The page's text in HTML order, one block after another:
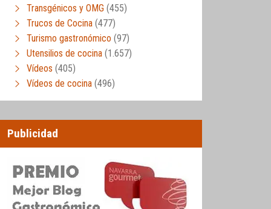
Transgénicos y OMG (455)
Trucos de Cocina (477)
Turismo gastronómico (97)
Utensilios de cocina (1.657)
Vídeos (405)
Vídeos de cocina (496)
Publicidad